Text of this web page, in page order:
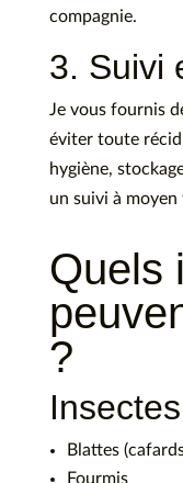
compagnie.
3. Suivi
Je vous fournis
éviter toute
hygiène,
un suivi à moyen
Quels
?
Blattes
Fourmis